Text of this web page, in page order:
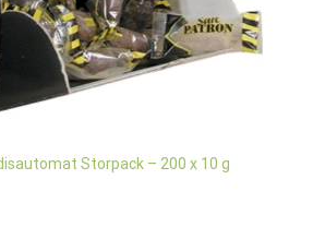
Storpack – 200 x 10 g